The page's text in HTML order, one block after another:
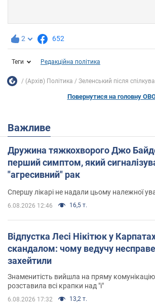
2 652
Теги Редакційна політика
(Архів) Політика Зеленський після
Повернутися на головну
Важливе
Дружина тяжкохворого Джо
перший симптом, який
"агресивний" рак
Спершу лікарі не надали цьому належної
6.08.2026 12:46 16,5 т.
Відпустка Лесі Нікітюк у
скандалом: чому ведучу
захейтили
Знаменитість вийшла на пряму
розставила всі крапки над "і"
6.08.2026 17:32 13,2 т.